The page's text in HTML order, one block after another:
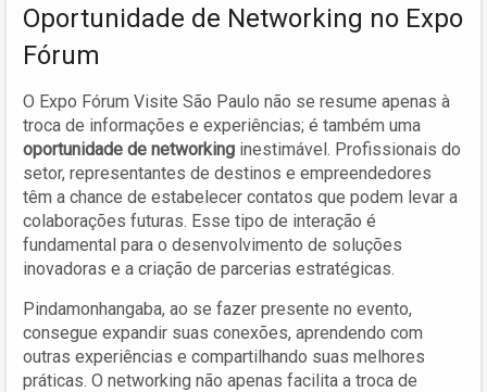
Oportunidade de Networking no Expo
Fórum
O Expo Fórum Visite São Paulo não se resume apenas à
troca de informações e experiências; é também uma
oportunidade de networking inestimável. Profissionais do
setor, representantes de destinos e empreendedores
têm a chance de estabelecer contatos que podem levar a
colaborações futuras. Esse tipo de interação é
fundamental para o desenvolvimento de soluções
inovadoras e a criação de parcerias estratégicas.
Pindamonhangaba, ao se fazer presente no evento,
consegue expandir suas conexões, aprendendo com
outras experiências e compartilhando suas melhores
práticas. O networking não apenas facilita a troca de